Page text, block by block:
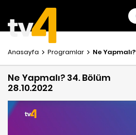
Anasayfa Programlar Ne Yapmalı?
Ne Yapmalı? 34. Bölüm
28.10.2022